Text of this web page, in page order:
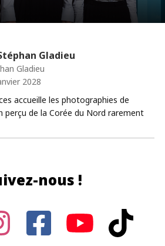
Gladieu
Gladieu
2028
accueille les photographies de
perçu de la Corée du Nord rarement
nous !